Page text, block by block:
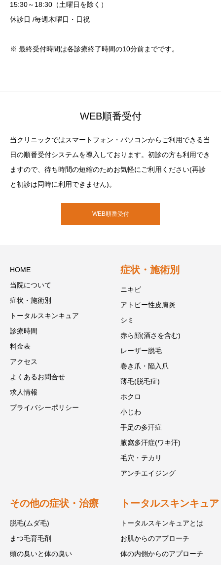
15:30～18:30（土曜日を除く）
休診日 /毎週木曜日・日祝
※ 最終受付時間は各診療終了時間の10分前までです。
WEB順番受付
当クリニックではスマートフォン・パソコンからご利用できる当
日の順番受付システムを導入しております。初診の方も利用でき
ますので、待ち時間の短縮のためお気軽にご利用ください(再診
と初診は同時に利用できません)。
WEB順番受付
HOME
当院について
症状・施術別
トータルスキンキュア
診療時間
料金表
アクセス
よくあるお問合せ
求人情報
プライバシーポリシー
症状・施術別
ニキビ
アトピー性皮膚炎
シミ
赤ら顔(酒さを含む)
レーザー脱毛
巻き爪・陥入爪
薄毛(脱毛症)
ホクロ
小じわ
手足の多汗症
腋窩多汗症(ワキ汗)
毛穴・テカリ
アンチエイジング
その他の症状・治療
脱毛(ムダ毛)
まつ毛育毛剤
頭の臭いと体の臭い
トータルスキンキュア
トータルスキンキュアとは
お肌からのアプローチ
体の内側からのアプローチ